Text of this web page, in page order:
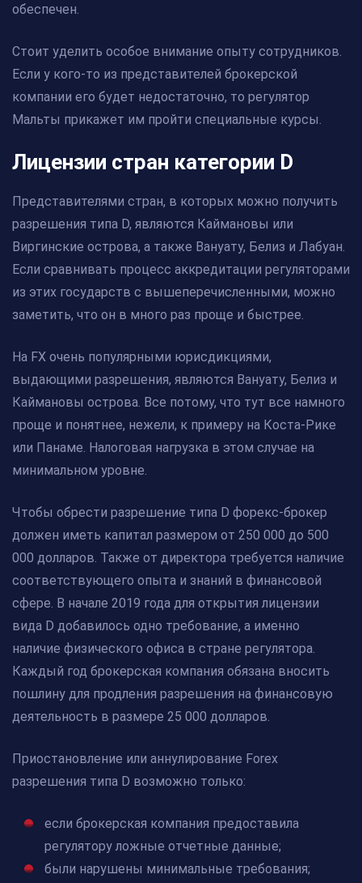
обеспечен.
Стоит уделить особое внимание опыту сотрудников.
Если у кого-то из представителей брокерской
компании его будет недостаточно, то регулятор
Мальты прикажет им пройти специальные курсы.
Лицензии стран категории D
Представителями стран, в которых можно получить
разрешения типа D, являются Каймановы или
Виргинские острова, а также Вануату, Белиз и Лабуан.
Если сравнивать процесс аккредитации регуляторами
из этих государств с вышеперечисленными, можно
заметить, что он в много раз проще и быстрее.
На FX очень популярными юрисдикциями,
выдающими разрешения, являются Вануату, Белиз и
Каймановы острова. Все потому, что тут все намного
проще и понятнее, нежели, к примеру на Коста-Рике
или Панаме. Налоговая нагрузка в этом случае на
минимальном уровне.
Чтобы обрести разрешение типа D форекс-брокер
должен иметь капитал размером от 250 000 до 500
000 долларов. Также от директора требуется наличие
соответствующего опыта и знаний в финансовой
сфере. В начале 2019 года для открытия лицензии
вида D добавилось одно требование, а именно
наличие физического офиса в стране регулятора.
Каждый год брокерская компания обязана вносить
пошлину для продления разрешения на финансовую
деятельность в размере 25 000 долларов.
Приостановление или аннулирование Forex
разрешения типа D возможно только:
если брокерская компания предоставила
регулятору ложные отчетные данные;
были нарушены минимальные требования;